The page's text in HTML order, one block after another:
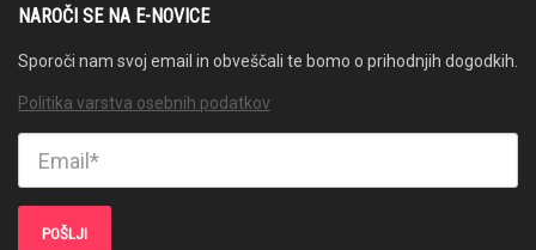
NAROČI SE NA E-NOVICE
Sporoči nam svoj email in obveščali te bomo o prihodnjih dogodkih.
Politika varstva osebnih podatkov